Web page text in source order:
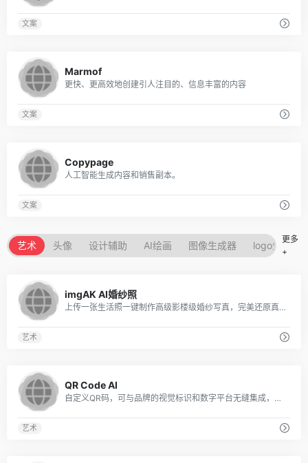
文案
Marmof
更快、更高效地创建引人注目的、信息丰富的内容
文案
Copypage
人工智能生成内容和销售副本。
文案
艺术 头像 设计辅助 AI绘画 图像生成器 logo生成器
更多
+
imgAK AI婚纱照
上传一张生活照一键制作高级影楼级婚纱写真，完美还原真实人脸与肤质。
艺术
QR Code AI
自定义QR码，可与品牌的视觉标识和数字平台无缝集成，从而增强客户参与度和互动性。
艺术